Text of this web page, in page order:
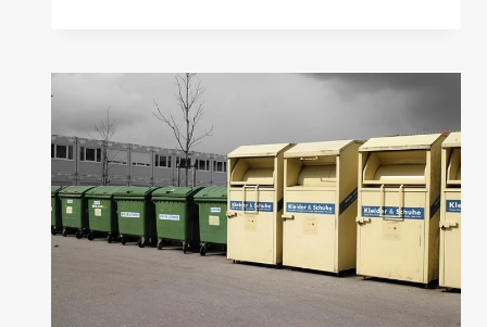
TRANSPORCIE
ODPADÓW
DO
LUKSEMBURGA